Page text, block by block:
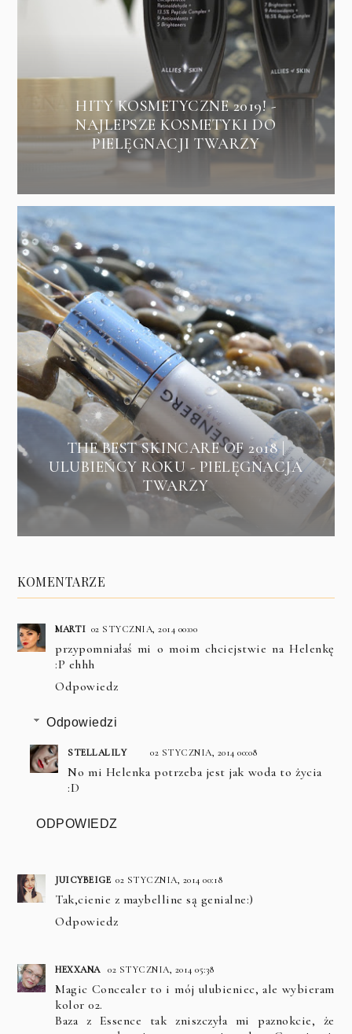
HITY KOSMETYCZNE 2019! -
NAJLEPSZE KOSMETYKI DO
PIELĘGNACJI TWARZY
THE BEST SKINCARE OF 2018 |
ULUBIEŃCY ROKU - PIELĘGNACJA
TWARZY
KOMENTARZE
MARTI 02 STYCZNIA, 2014 00:00
przypomniałaś mi o moim chciejstwie na Helenkę
:P ehhh
Odpowiedz
Odpowiedzi
STELLALILY 02 STYCZNIA, 2014 00:08
No mi Helenka potrzeba jest jak woda to życia
:D
ODPOWIEDZ
JUICYBEIGE 02 STYCZNIA, 2014 00:18
Tak,cienie z maybelline są genialne:)
Odpowiedz
HEXXANA 02 STYCZNIA, 2014 05:38
Magic Concealer to i mój ulubieniec, ale wybieram
kolor 02.
Baza z Essence tak zniszczyła mi paznokcie, że